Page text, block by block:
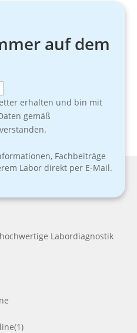
auf dem
erhalten und bin mit
gemäß
Fachbeiträge
Labor direkt per E-Mail.
Labordiagnostik